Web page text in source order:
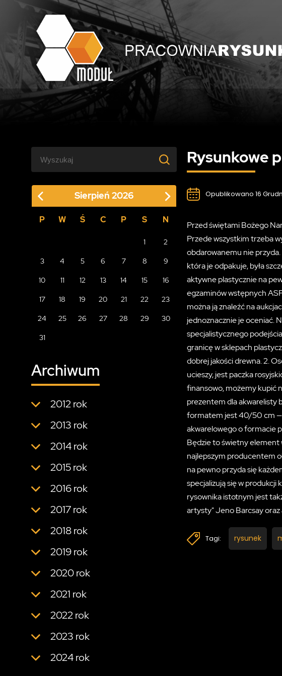
Rysunkowe
Opublikowano 16
Przed świętami Bożego
Przede wszystkim trzeba
obdarowanemu nie
która je odpakuje, była
aktywne plastycznie na
egzaminów wstępnych
można ją znaleźć na
jednoznacznie je oceniać.
specjalistycznego
granicę w sklepach
dobrej jakości drewna. 2.
ucieszy, jest paczka
finansowo, możemy kupić
prezentem dla akwarelisty
formatem jest 40/50 cm —
akwarelowego o formacie
Będzie to świetny element
najlepszym producentem
na pewno przyda się
specjalizują się w
rysownika istotnym jest
artysty" Jeno Barcsay oraz
Tagi: rysunek
Sierpień 2026
P W Ś C P S N
1 2
3 4 5 6 7 8 9
10 11 12 13 14 15 16
17 18 19 20 21 22 23
24 25 26 27 28 29 30
31
Archiwum
2012 rok
2013 rok
2014 rok
2015 rok
2016 rok
2017 rok
2018 rok
2019 rok
2020 rok
2021 rok
2022 rok
2023 rok
2024 rok